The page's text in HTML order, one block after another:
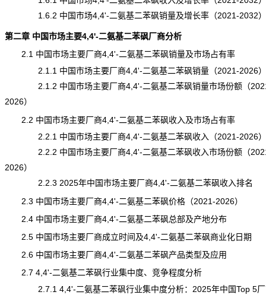
1.6.2 中国市场4,4'-二氨基二苯砜销量及增长率（2021-2032）
第二章 中国市场主要4,4'-二氨基二苯砜厂商分析
2.1 中国市场主要厂商4,4'-二氨基二苯砜销量及市场占有率
2.1.1 中国市场主要厂商4,4'-二氨基二苯砜销量（2021-2026）
2.1.2 中国市场主要厂商4,4'-二氨基二苯砜销量市场份额（
2026）
2.2 中国市场主要厂商4,4'-二氨基二苯砜收入及市场占有率
2.2.1 中国市场主要厂商4,4'-二氨基二苯砜收入（2021-2026）
2.2.2 中国市场主要厂商4,4'-二氨基二苯砜收入市场份额（
2026）
2.2.3 2025年中国市场主要厂商4,4'-二氨基二苯砜收入排名
2.3 中国市场主要厂商4,4'-二氨基二苯砜价格（2021-2026）
2.4 中国市场主要厂商4,4'-二氨基二苯砜总部及产地分布
2.5 中国市场主要厂商成立时间及4,4'-二氨基二苯砜商业化日期
2.6 中国市场主要厂商4,4'-二氨基二苯砜产品类型及应用
2.7 4,4'-二氨基二苯砜行业集中度、竞争程度分析
2.7.1 4,4'-二氨基二苯砜行业集中度分析：2025年中国Top 5厂